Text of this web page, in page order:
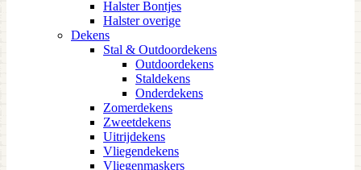
Halster Bontjes
Halster overige
Dekens
Stal & Outdoordekens
Outdoordekens
Staldekens
Onderdekens
Zomerdekens
Zweetdekens
Uitrijdekens
Vliegendekens
Vliegenmaskers